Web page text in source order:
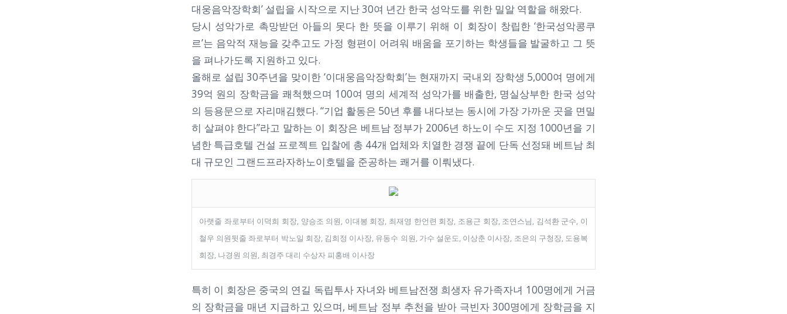
대웅음악장학회’ 설립을 시작으로 지난 30여 년간 한국 성악도를 위한 밀알 역할을 해왔다.
당시 성악가로 촉망받던 아들의 못다 한 뜻을 이루기 위해 이 회장이 창립한 ‘한국성악콩쿠
르’는 음악적 재능을 갖추고도 가정 형편이 어려워 배움을 포기하는 학생들을 발굴하고 그 뜻
을 펴나가도록 지원하고 있다.
올해로 설립 30주년을 맞이한 ‘이대웅음악장학회’는 현재까지 국내외 장학생 5,000여 명에게
39억 원의 장학금을 쾌척했으며 100여 명의 세계적 성악가를 배출한, 명실상부한 한국 성악
의 등용문으로 자리매김했다. “기업 활동은 50년 후를 내다보는 동시에 가장 가까운 곳을 면밀
히 살펴야 한다”라고 말하는 이 회장은 베트남 정부가 2006년 하노이 수도 지정 1000년을 기
념한 특급호텔 건설 프로젝트 입찰에 총 44개 업체와 치열한 경쟁 끝에 단독 선정돼 베트남 최
대 규모인 그랜드프라자하노이호텔을 준공하는 쾌거를 이뤄냈다.
아랫줄 좌로부터 이덕희 회장, 양승조 의원, 이대봉 회장, 최재영 한언련 회장, 조용근 회장, 조연스님, 김석환 군수, 이
철우 의원뒷줄 좌로부터 박노일 회장, 김희정 이사장, 유동수 의원, 가수 설운도, 이상춘 이사장, 조은의 구청장, 도용복
회장, 나경원 의원, 최경주 대리 수상자 피홍배 이사장
특히 이 회장은 중국의 연길 독립투사 자녀와 베트남전쟁 희생자 유가족자녀 100명에게 거금
의 장학금을 매년 지급하고 있으며, 베트남 정부 추천을 받아 극빈자 300명에게 장학금을 지